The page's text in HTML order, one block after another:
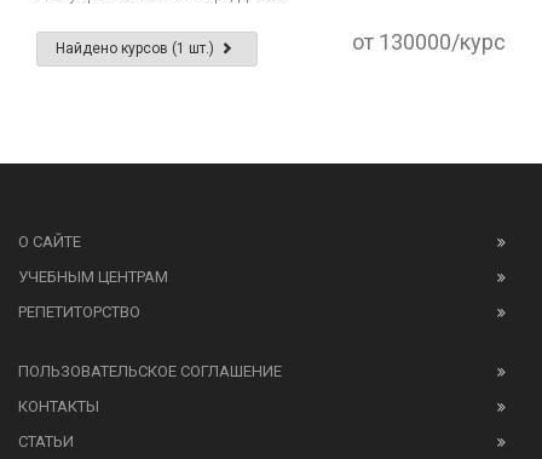
Найдено курсов (1 шт.) от 130000/курс
О САЙТЕ
УЧЕБНЫМ ЦЕНТРАМ
РЕПЕТИТОРСТВО
ПОЛЬЗОВАТЕЛЬСКОЕ СОГЛАШЕНИЕ
КОНТАКТЫ
СТАТЬИ